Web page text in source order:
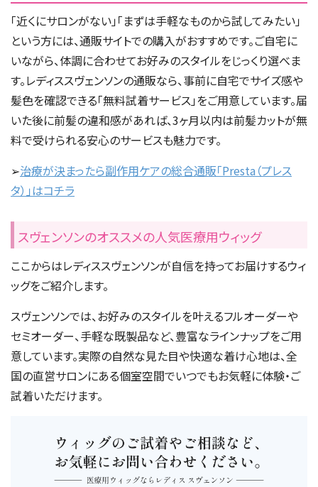
「近くにサロンがない」「まずは手軽なものから試してみたい」
という方には、通販サイトでの購入がおすすめです。ご自宅に
いながら、体調に合わせてお好みのスタイルをじっくり選べま
す。レディススヴェンソンの通販なら、事前に自宅でサイズ感や
髪色を確認できる「無料試着サービス」をご用意しています。届
いた後に前髪の違和感があれば、3ヶ月以内は前髪カットが無
料で受けられる安心のサービスも魅力です。
➢治療が決まったら副作用ケアの総合通販「Presta（プレス
タ）」はコチラ
スヴェンソンのオススメの人気医療用ウィッグ
ここからはレディススヴェンソンが自信を持ってお届けするウィ
ッグをご紹介します。
スヴェンソンでは、お好みのスタイルを叶えるフルオーダーや
セミオーダー、手軽な既製品など、豊富なラインナップをご用
意しています。実際の自然な見た目や快適な着け心地は、全
国の直営サロンにある個室空間でいつでもお気軽に体験・ご
試着いただけます。